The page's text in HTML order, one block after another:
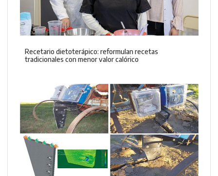
Recetario dietoterápico: reformulan recetas
tradicionales con menor valor calórico